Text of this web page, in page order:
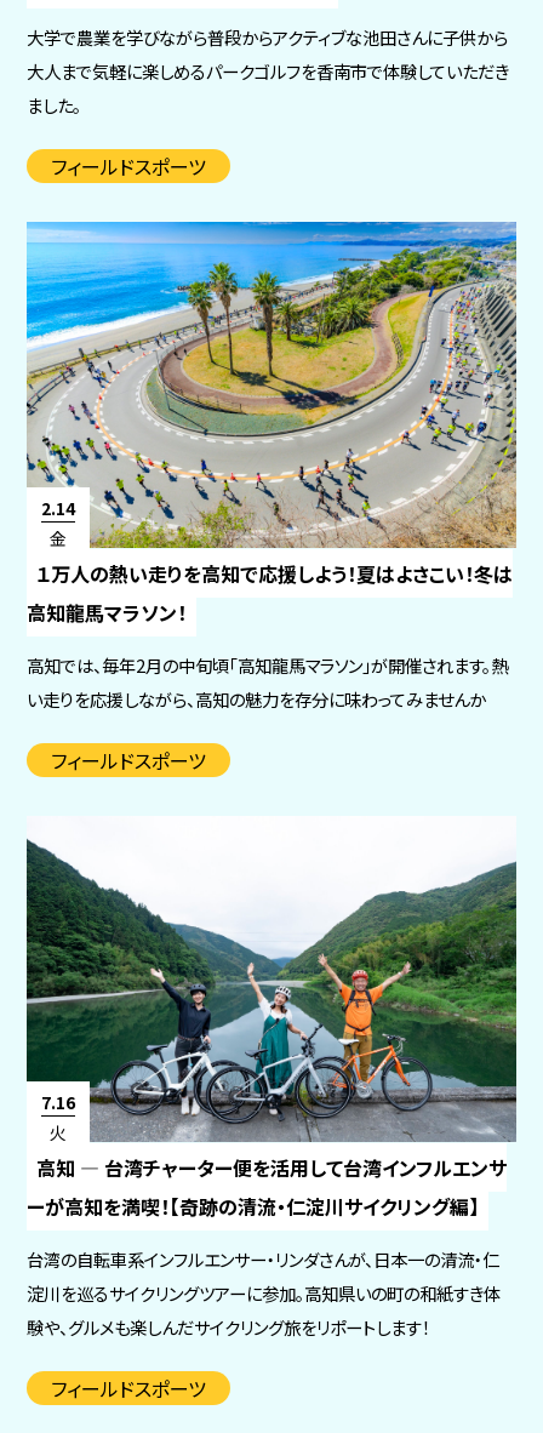
大学で農業を学びながら普段からアクティブな池田さんに子供から
大人まで気軽に楽しめるパークゴルフを香南市で体験していただき
ました。
フィールドスポーツ
2.14
金
１万人の熱い走りを高知で応援しよう！夏はよさこい！冬は
高知龍馬マラソン！
高知では、毎年2月の中旬頃「高知龍馬マラソン」が開催されます。熱
い走りを応援しながら、高知の魅力を存分に味わってみませんか
フィールドスポーツ
7.16
火
高知 ― 台湾チャーター便を活用して台湾インフルエンサ
ーが高知を満喫！【奇跡の清流・仁淀川サイクリング編】
台湾の自転車系インフルエンサー・リンダさんが、日本一の清流・仁
淀川を巡るサイクリングツアーに参加。高知県いの町の和紙すき体
験や、グルメも楽しんだサイクリング旅をリポートします！
フィールドスポーツ